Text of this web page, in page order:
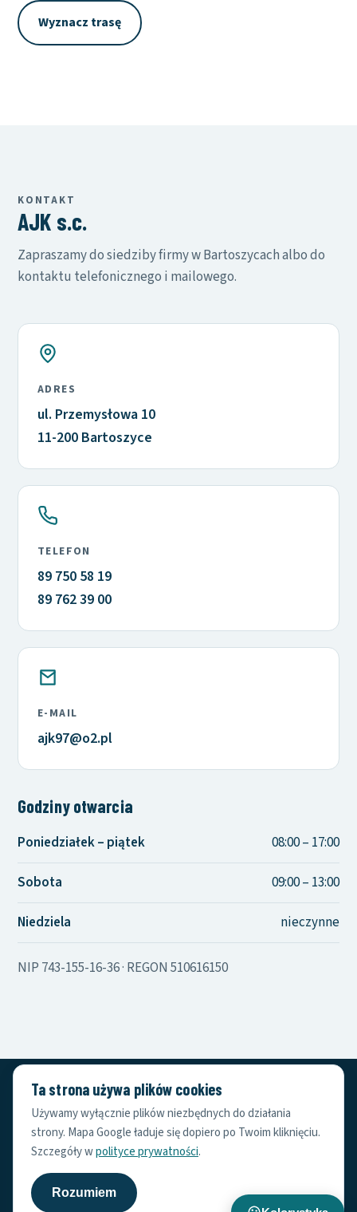
Wyznacz trasę
KONTAKT
AJK s.c.
Zapraszamy do siedziby firmy w Bartoszycach albo do
kontaktu telefonicznego i mailowego.
ADRES
ul. Przemysłowa 10
11-200 Bartoszyce
TELEFON
89 750 58 19
89 762 39 00
E-MAIL
ajk97@o2.pl
Godziny otwarcia
Poniedziałek – piątek 08:00 – 17:00
Sobota 09:00 – 13:00
Niedziela nieczynne
NIP 743-155-16-36 · REGON 510616150
AJK AJK Bartoszyce
OKNA • DRZWI • BRAMY • ROLETY • PANELE
ul. Przemysłowa 10, 11-200 Bartoszyce
89 750 58 19·ajk97@o2.pl
Ta strona używa plików cookies
Używamy wyłącznie plików niezbędnych do działania
strony. Mapa Google ładuje się dopiero po Twoim kliknięciu.
Szczegóły wpolityce prywatności.
Rozumiem